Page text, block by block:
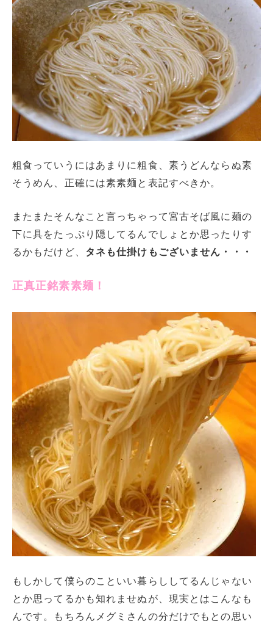
粗食っていうにはあまりに粗食、素うどんならぬ素
そうめん、正確には素素麺と表記すべきか。
またまたそんなこと言っちゃって宮古そば風に麺の
下に具をたっぷり隠してるんでしょとか思ったりす
るかもだけど、 タネも仕掛けもございません・・・
正真正銘素素麺！
もしかして僕らのこといい暮らししてるんじゃない
とか思ってるかも知れませぬが、現実とはこんなも
んです。もちろんメグミさんの分だけでもとの思い